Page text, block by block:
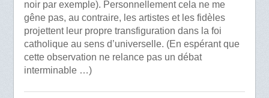
noir par exemple). Personnellement cela ne me
gêne pas, au contraire, les artistes et les fidèles
projettent leur propre transfiguration dans la foi
catholique au sens d’universelle. (En espérant que
cette observation ne relance pas un débat
interminable …)